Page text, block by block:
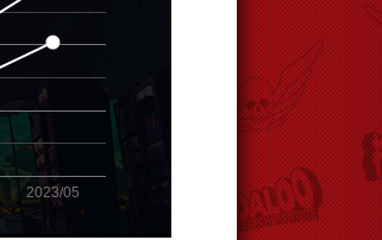
2023/05